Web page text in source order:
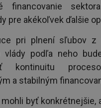
financovanie
pre akékoľvek ďalšie
pri plnení sľubov z
vlády podľa neho
kontinuitu
a stabilným
mohli byť konkrétnejšie,